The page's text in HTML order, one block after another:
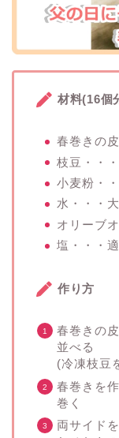
材料(16個
春巻きの
枝豆・・
小麦粉・
水・・・
オリーブ
塩・・・
作り方
春巻きの
並べる
(冷凍枝豆
春巻きを
巻く
両サイド